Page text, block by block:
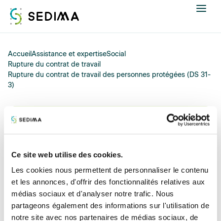
Ce site web utilise des cookies.
Les cookies nous permettent de personnaliser le contenu
et les annonces, d'offrir des fonctionnalités relatives aux
médias sociaux et d'analyser notre trafic. Nous
partageons également des informations sur l'utilisation de
notre site avec nos partenaires de médias sociaux, de
Nous connaître
Actualités
Assistance et expertise
Formations
Offres d'emploi
Annuaire
Contacter
AccueilAssistance et expertiseSocial
Rupture du contrat de travail
Rupture du contrat de travail des personnes protégées (DS 31-
3)
Rupture du contrat de
travail des personnes
protégées (DS 31-3)
Annule et remplace la D.S. 31-3 de Juin 2025